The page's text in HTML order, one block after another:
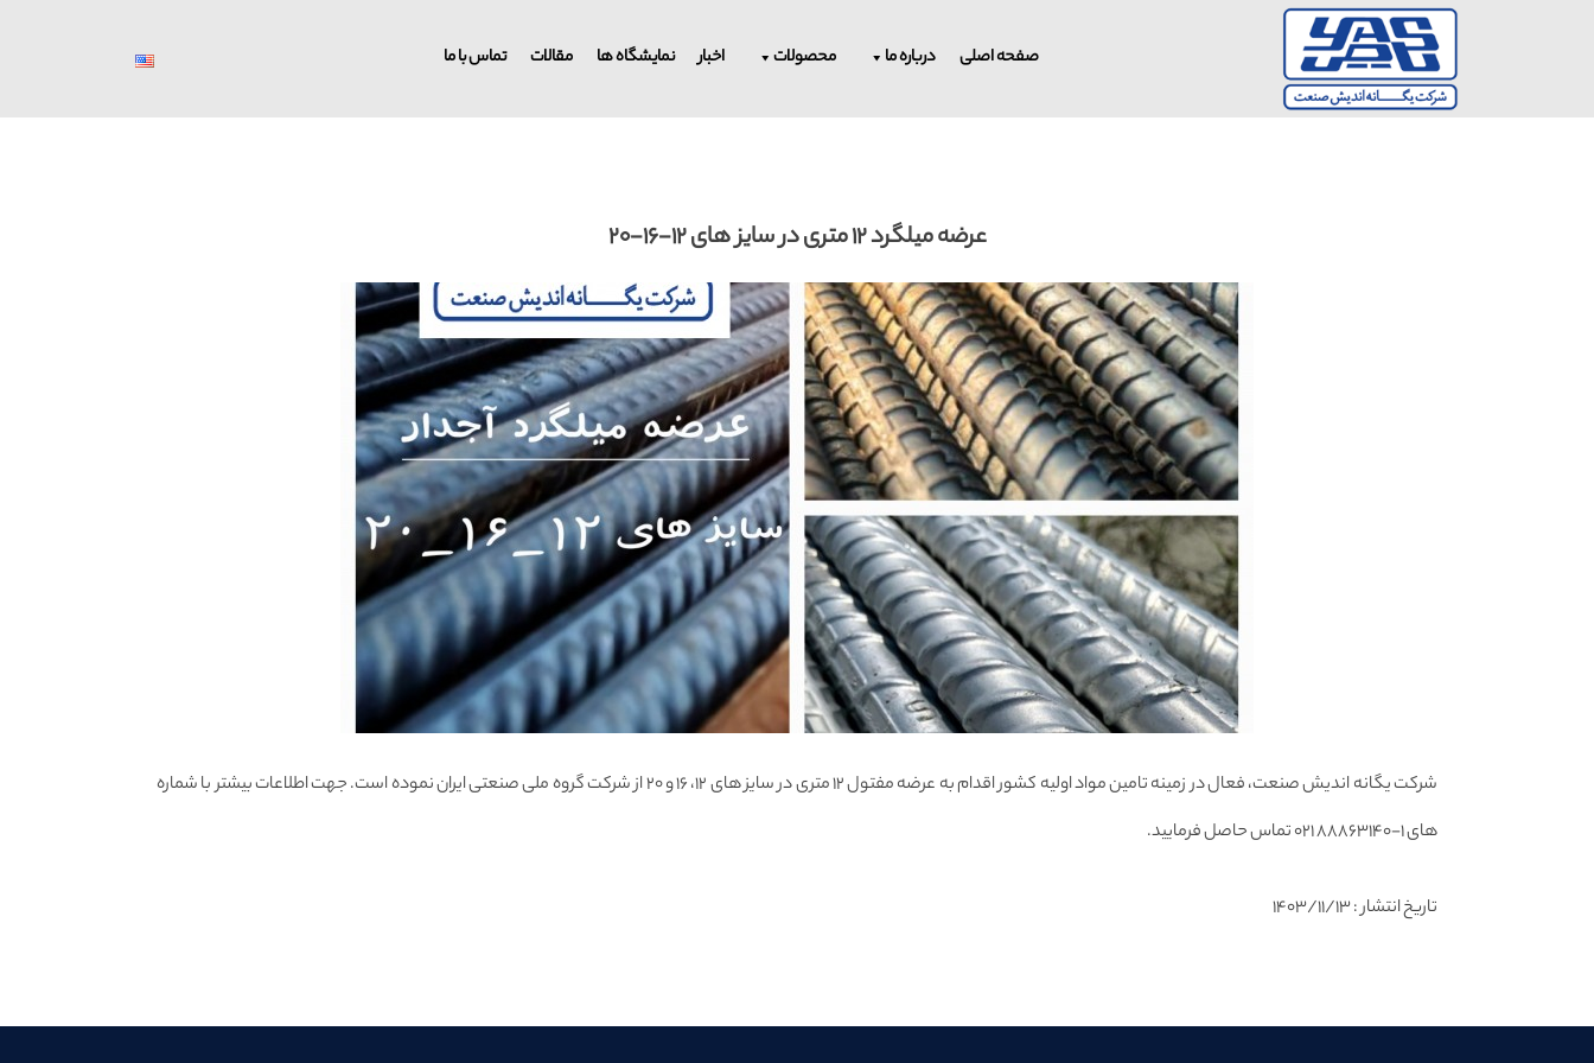
صفحه اصلی درباره ما محصولات اخبار نمایشگاه ها مقالات تماس با ما
عرضه میلگرد 12 متری در سایز های 12-16-20
شرکت یگانه اندیش صنعت، فعال در زمینه تامین مواد اولیه کشور اقدام به عرضه مفتول 12 متری در سایز های 12، 16 و 20 از شرکت گروه ملی صنعتی ایران نموده است. جهت اطلاعات بیشتر با شماره
های 1-88863140 021 تماس حاصل فرمایید.
تاریخ انتشار : ۱۴۰۳/۱۱/۱۳